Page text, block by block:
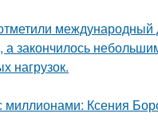
международный
а закончилось
нагрузок.
Ксения